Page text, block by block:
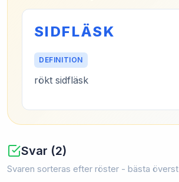
SIDFLÄSK
DEFINITION
rökt sidfläsk
Svar (2)
Svaren sorteras efter röster - bästa överst